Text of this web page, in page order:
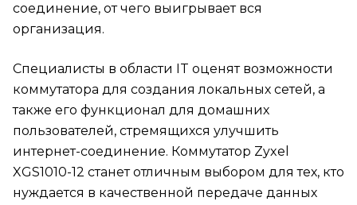
соединение, от чего выигрывает вся
организация.
Специалисты в области IT оценят возможности
коммутатора для создания локальных сетей, а
также его функционал для домашних
пользователей, стремящихся улучшить
интернет-соединение. Коммутатор Zyxel
XGS1010-12 станет отличным выбором для тех, кто
нуждается в качественной передаче данных